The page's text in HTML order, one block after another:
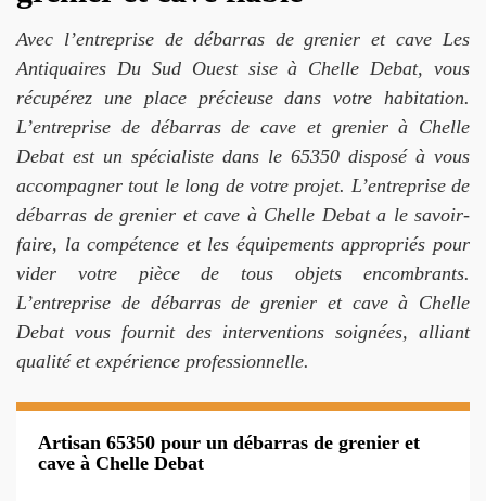
Avec l’entreprise de débarras de grenier et cave Les
Antiquaires Du Sud Ouest sise à Chelle Debat, vous
récupérez une place précieuse dans votre habitation.
L’entreprise de débarras de cave et grenier à Chelle
Debat est un spécialiste dans le 65350 disposé à vous
accompagner tout le long de votre projet. L’entreprise de
débarras de grenier et cave à Chelle Debat a le savoir-
faire, la compétence et les équipements appropriés pour
vider votre pièce de tous objets encombrants.
L’entreprise de débarras de grenier et cave à Chelle
Debat vous fournit des interventions soignées, alliant
qualité et expérience professionnelle.
Artisan 65350 pour un débarras de grenier et
cave à Chelle Debat